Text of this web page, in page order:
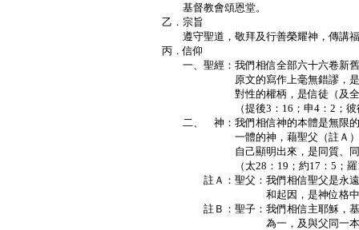
基督教會頌恩堂。
乙．宗旨
遵守聖道，敬拜及行善榮耀神，傳講福
丙．信仰
一、聖經：我們相信全部六十六卷新舊
原文的寫作上毫無錯謬，是神啟
對性的權柄，是信徒（及全人類
（提後3：16；申4：2；彼後
二、 神：我們相信神的本體是無限的
一體的神，藉聖父（註Ａ），聖
自己顯明出來，是同質、同權
（太28：19；約17：5；羅1
註Ａ：聖父：我們相信聖父是永遠的
和起因，是神位格中之
註Ｂ：聖子：我們相信主耶穌，基督
為一，及與父同一本質，祂